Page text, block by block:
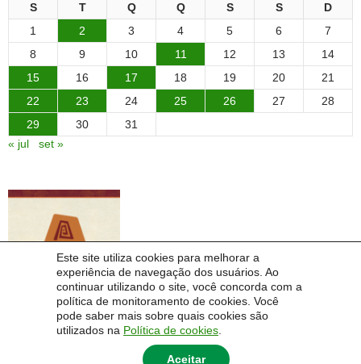
Este site utiliza cookies para melhorar a
experiência de navegação dos usuários. Ao
continuar utilizando o site, você concorda com a
política de monitoramento de cookies. Você
pode saber mais sobre quais cookies são
utilizados na Política de cookies
Aceitar
S T Q Q S S
D
1
2 3 4 5 6
7
8
9 10 11 12 13
14
15
16 17 18 19 20
21
22
23 24 25 26 27
28
29
30
31
« jul
set »